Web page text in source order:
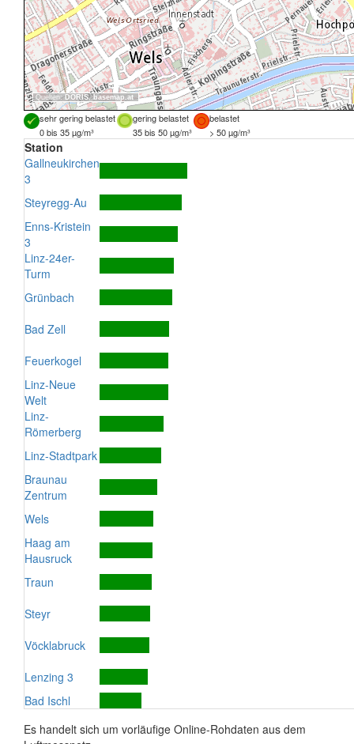
Quellen: DORIS, basemap.at
sehr gering belastet gering belastet
belastet
0 bis 35 µg/m³
35 bis 50 µg/m³ > 50 µg/m³
Station
Gallneukirchen
3
Steyregg-Au
Enns-Kristein
3
Linz-24er-
Turm
Grünbach
Bad Zell
Feuerkogel
Linz-Neue
Welt
Linz-
Römerberg
Linz-Stadtpark
Braunau
Zentrum
Wels
Haag am
Hausruck
Traun
Steyr
Vöcklabruck
Lenzing 3
Bad Ischl
Es handelt sich um vorläufige Online-Rohdaten aus dem